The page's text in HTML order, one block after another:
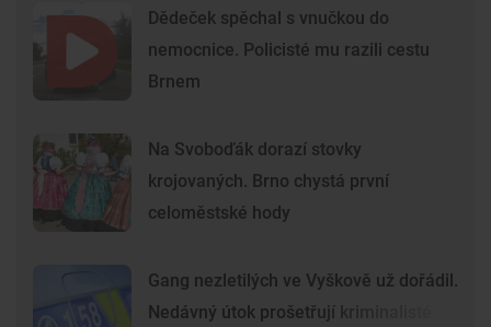
Dědeček spěchal s vnučkou do
nemocnice. Policisté mu razili cestu
Brnem
Na Svoboďák dorazí stovky
krojovaných. Brno chystá první
celoměstské hody
Gang nezletilých ve Vyškově už dořádil.
Nedávný útok prošetřují kriminalisté